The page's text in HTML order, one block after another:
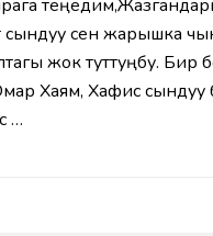
сен жарышка
жок туттуңбу. Бир
Хаям, Хафис
…